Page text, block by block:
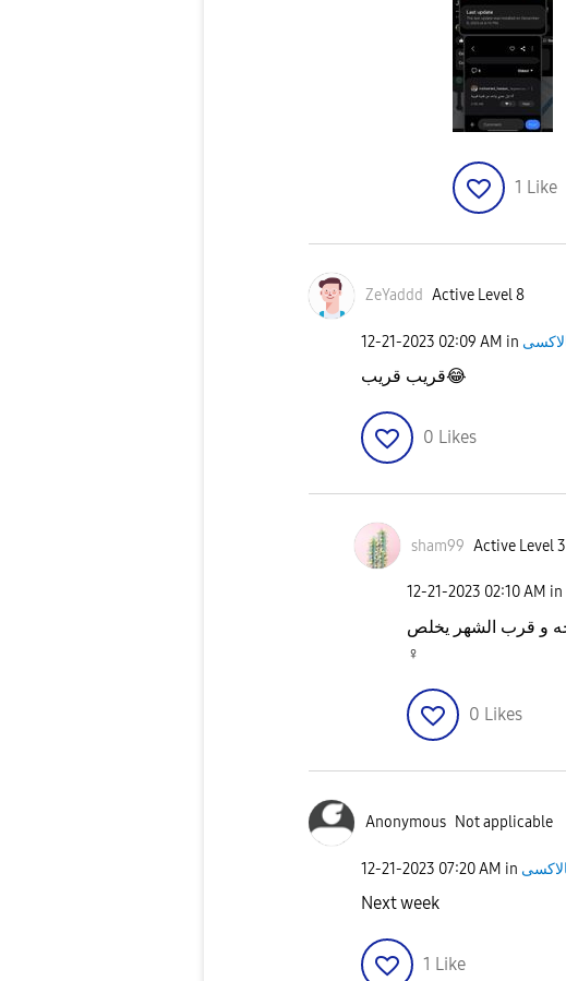
1 Like
ZeYaddd Active Level 8
‎12-21-2023 02:09 AM in
قريب قريب😂
0 Likes
sham99 Active Level 3
‎12-21-2023 02:10 AM in
♀️
0 Likes
Anonymous Not applicable
‎12-21-2023 07:20 AM in
Next week
1 Like